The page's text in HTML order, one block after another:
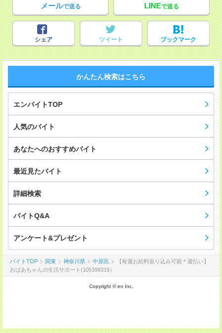
メールで送る LINEで送る
シェア ツイート ブックマーク
かんたん検索はこちら
エンバイトTOP
人気のバイト
あなたへのおすすめバイト
最近見たバイト
詳細検索
バイトQ&A
アンケート&プレゼント
バイトTOP 関東 神奈川県 中原区
【毎週お給料振り込み可能＊週払い】
おばあちゃんの生活サポート(105398318）
Copyright © en Inc.